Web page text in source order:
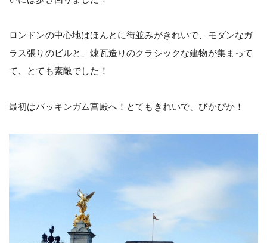
ロンドンの中心地はほんとに街並みがきれいで、モダンなガ
ラス張りのビルと、煉瓦造りのクラシックな建物が集まって
て、とても素敵でした！
最初はバッキンガム宮殿へ！とてもきれいで、ぴかぴか！